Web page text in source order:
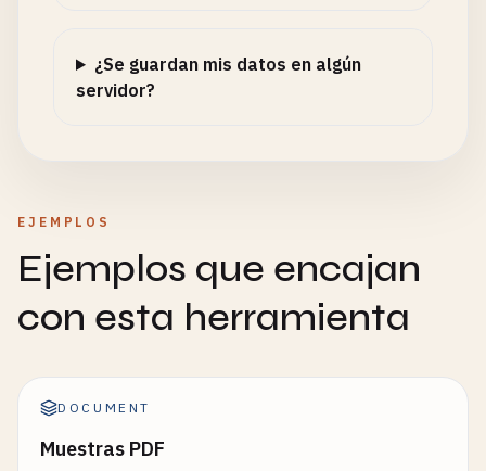
¿Se guardan mis datos en algún
servidor?
EJEMPLOS
Ejemplos que encajan
con esta herramienta
DOCUMENT
Muestras PDF